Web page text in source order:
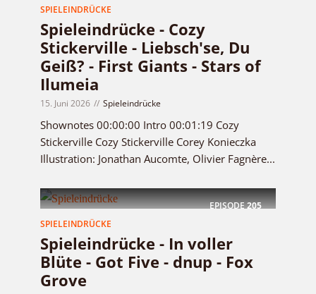
SPIELEINDRÜCKE
Spieleindrücke - Cozy
Stickerville - Liebsch'se, Du
Geiß? - First Giants - Stars of
Ilumeia
15. Juni 2026 Spieleindrücke
Shownotes 00:00:00 Intro 00:01:19 Cozy
Stickerville Cozy Stickerville Corey Konieczka
Illustration: Jonathan Aucomte, Olivier Fagnère...
EPISODE205
SPIELEINDRÜCKE
Spieleindrücke - In voller
Blüte - Got Five - dnup - Fox
Grove